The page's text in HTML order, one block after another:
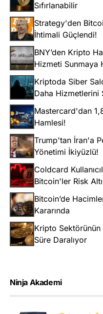
Sıfırlanabilir
Strategy'den
İhtimali Güçlendi!
BNY’den Kripto
Hizmeti Sunmaya
Kriptoda Siber
Daha Hizmetlerini
Mastercard'dan
Hamlesi!
Trump'tan İran'a
Yönetimi İkiyüzlü!
Coldcard
Bitcoin'ler Risk
Bitcoin’de
Kararında
Kripto
Süre Daralıyor
Ninja Akademi